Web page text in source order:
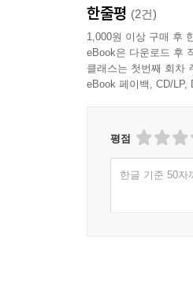
한줄평 (2건)
1,000원 이상 구매 후
eBook은 다운로드 후
클래스는 첫번째 회차
eBook 페이백, CD/
평점
한글 기준 50자